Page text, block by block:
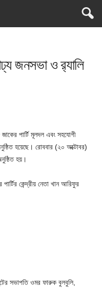
জনসভা ও র‍্যালি
জাকের পার্টি মূলদল এবং সহযোগী
হয়েছে। রোববার (২০ অক্টোবর)
হয়।
কেন্দ্রীয় নেতা খান আরিফুর
সভাপতি ওমর ফারুক বুলবুলি,